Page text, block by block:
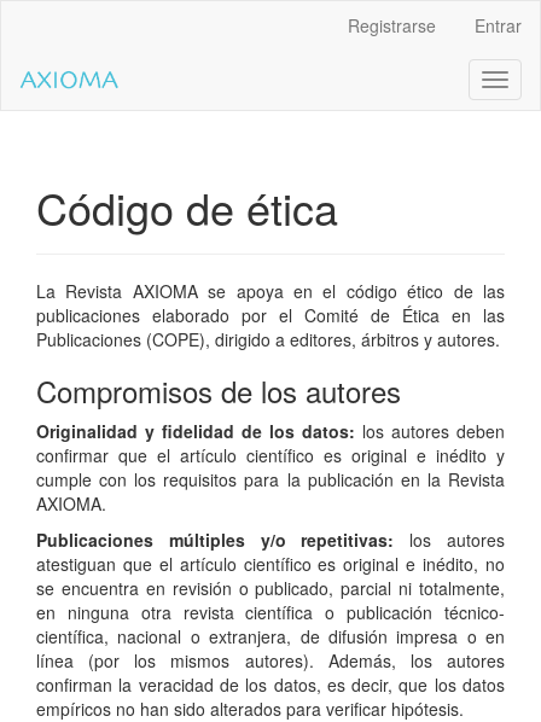
contenido
de
principal
Contenido
lateral
Registrarse Entrar
Código de ética
La Revista AXIOMA se apoya en el código ético de las
publicaciones elaborado por el Comité de Ética en las
Publicaciones (COPE), dirigido a editores, árbitros y autores.
Compromisos de los autores
Originalidad y fidelidad de los datos: los autores deben
confirmar que el artículo científico es original e inédito y
cumple con los requisitos para la publicación en la Revista
AXIOMA.
Publicaciones múltiples y/o repetitivas: los autores
atestiguan que el artículo científico es original e inédito, no
se encuentra en revisión o publicado, parcial ni totalmente,
en ninguna otra revista científica o publicación técnico-
científica, nacional o extranjera, de difusión impresa o en
línea (por los mismos autores). Además, los autores
confirman la veracidad de los datos, es decir, que los datos
empíricos no han sido alterados para verificar hipótesis.